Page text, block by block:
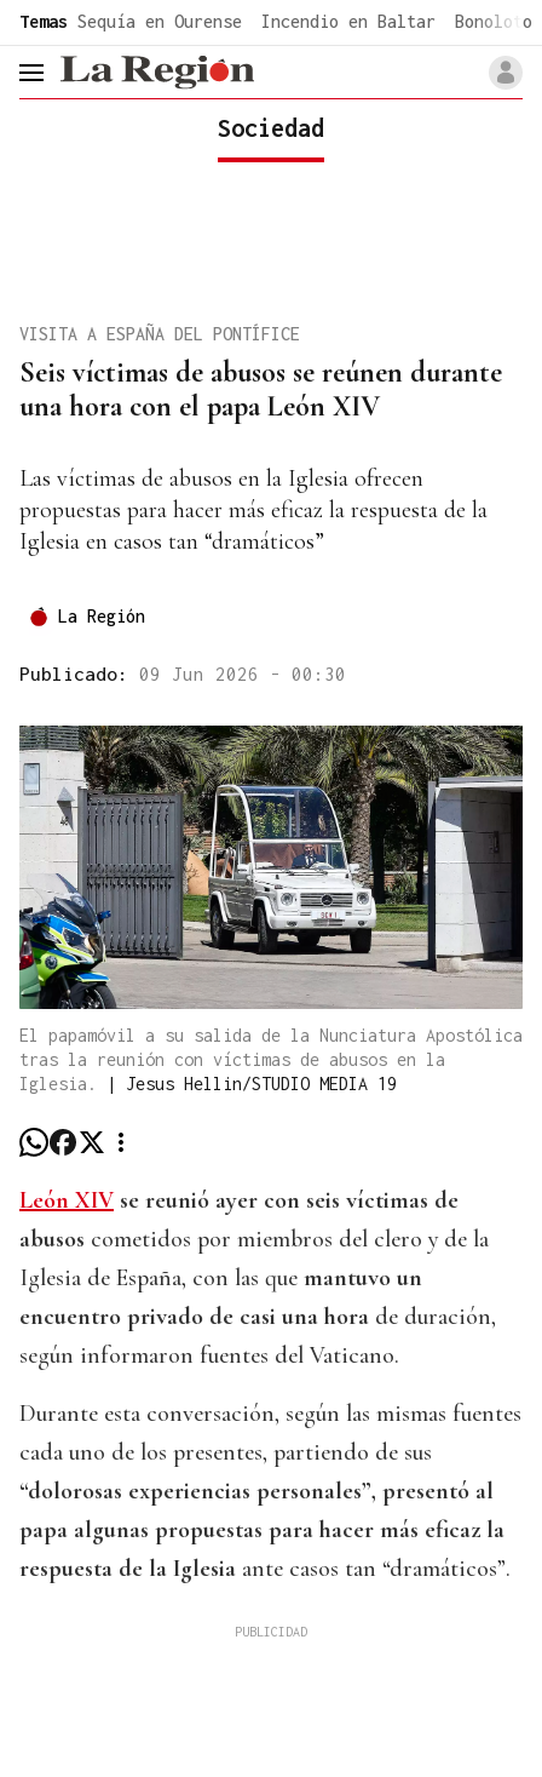
common.go-to-content
Temas Sequía en Ourense Incendio en Baltar Bonoloto
header.menu.open
Sociedad
Seis víctimas de abusos se reúnen durante
una hora con el papa León XIV
VISITA A ESPAÑA DEL PONTÍFICE
Las víctimas de abusos en la Iglesia ofrecen
propuestas para hacer más eficaz la respuesta de la
Iglesia en casos tan “dramáticos”
La Región
Publicado: 09 Jun 2026 - 00:30
El papamóvil a su salida de la Nunciatura Apostólica
tras la reunión con víctimas de abusos en la
Iglesia.
| Jesus Hellin/STUDIO MEDIA 19
León XIV se reunió ayer con seis víctimas de
abusos cometidos por miembros del clero y de la
Iglesia de España, con las que mantuvo un
encuentro privado de casi una hora de duración,
según informaron fuentes del Vaticano.
Durante esta conversación, según las mismas fuentes
cada uno de los presentes, partiendo de sus
“dolorosas experiencias personales”, presentó al
papa algunas propuestas para hacer más eficaz la
respuesta de la Iglesia ante casos tan “dramáticos”.